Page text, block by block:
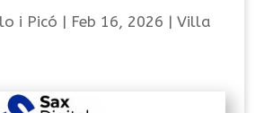
i Picó | Feb 16, 2026 | Villa